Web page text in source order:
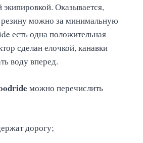
экипировкой. Оказывается,
можно за минимальную
есть одна положительная
сделан елочкой, канавки
воду вперед.
можно перечислить
дорогу;